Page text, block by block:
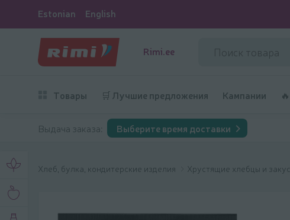
Estonian English
Rimi.ee
Товары 🛒 Лучшие предложения Кампании
Выдача заказа: Выберите время доставки
Хлеб, булка, кондитерские изделия Хрустящие хлебцы и